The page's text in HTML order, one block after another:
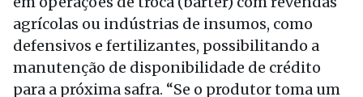
agrícolas ou indústrias de insumos, como
defensivos e fertilizantes, possibilitando a
manutenção de disponibilidade de crédito
para a próxima safra. “Se o produtor toma um